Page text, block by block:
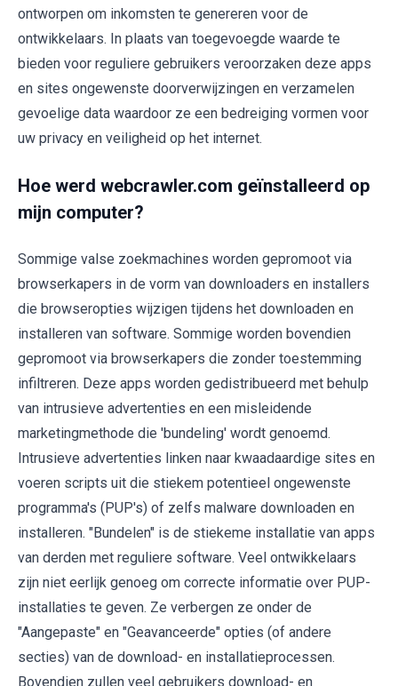
ontworpen om inkomsten te genereren voor de
ontwikkelaars. In plaats van toegevoegde waarde te
bieden voor reguliere gebruikers veroorzaken deze apps
en sites ongewenste doorverwijzingen en verzamelen
gevoelige data waardoor ze een bedreiging vormen voor
uw privacy en veiligheid op het internet.
Hoe werd webcrawler.com geïnstalleerd op
mijn computer?
Sommige valse zoekmachines worden gepromoot via
browserkapers in de vorm van downloaders en installers
die browseropties wijzigen tijdens het downloaden en
installeren van software. Sommige worden bovendien
gepromoot via browserkapers die zonder toestemming
infiltreren. Deze apps worden gedistribueerd met behulp
van intrusieve advertenties en een misleidende
marketingmethode die 'bundeling' wordt genoemd.
Intrusieve advertenties linken naar kwaadaardige sites en
voeren scripts uit die stiekem potentieel ongewenste
programma's (PUP's) of zelfs malware downloaden en
installeren. "Bundelen" is de stiekeme installatie van apps
van derden met reguliere software. Veel ontwikkelaars
zijn niet eerlijk genoeg om correcte informatie over PUP-
installaties te geven. Ze verbergen ze onder de
"Aangepaste" en "Geavanceerde" opties (of andere
secties) van de download- en installatieprocessen.
Bovendien zullen veel gebruikers download- en